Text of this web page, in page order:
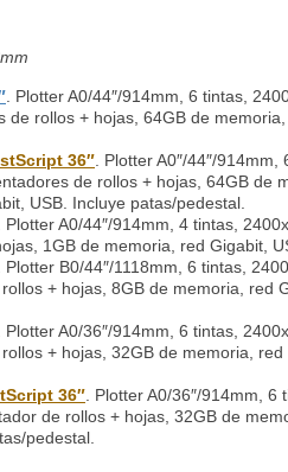
. Plotter A0/44″/914mm, 6 tintas,
de rollos + hojas, 64GB de
36″ . Plotter A0″/44″/
de rollos + hojas, 64GB de
USB. Incluye patas/pedestal.
. Plotter A0/44″/914mm, 4 tintas,
1GB de memoria, red Gigabit,
. Plotter B0/44″/1118mm, 6 tintas,
+ hojas, 8GB de memoria, red
. Plotter A0/36″/914mm, 6 tintas,
+ hojas, 32GB de memoria,
36″ . Plotter A0/36″/914mm,
de rollos + hojas, 32GB de
pedestal.